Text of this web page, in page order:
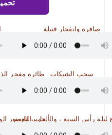
طائرة مفجر
حرب العصور
صافرة وانفجار قنبلة
سحب الشيكات